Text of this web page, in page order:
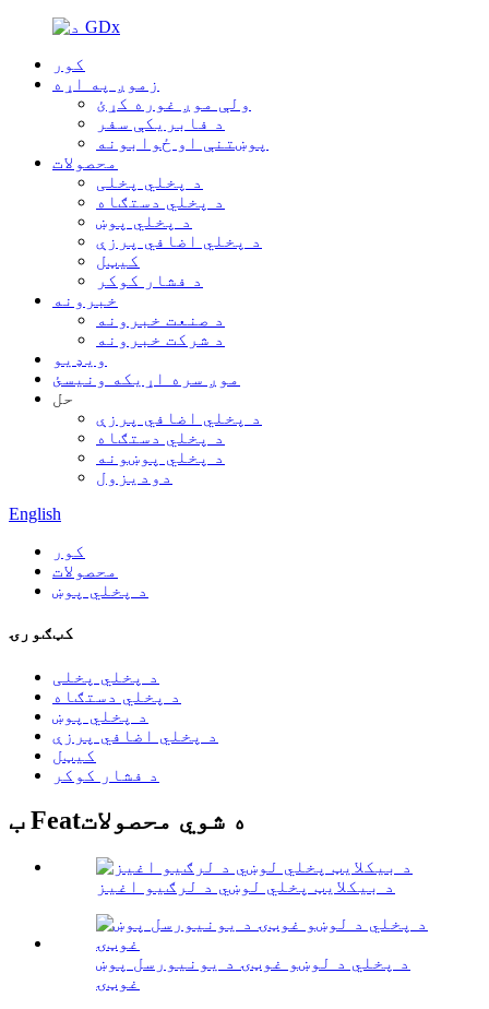
کور
زموږ په اړه
ولې موږ غوره کړئ
د فابریکې سفر
پوښتنې او ځوابونه
محصولات
د پخلي پخلی
د پخلي دستګاه
د پخلي پوښ
د پخلي اضافي پرزې
کیټل
د فشار کوکر
خبرونه
د صنعت خبرونه
د شرکت خبرونه
ویډیو
موږ سره اړیکه ونیسئ
حل
د پخلي اضافي پرزې
د پخلي دستګاه
د پخلي پوښونه
دودیزول
English
کور
محصولات
د پخلي پوښ
کټګورۍ
د پخلي پخلی
د پخلي دستګاه
د پخلي پوښ
د پخلي اضافي پرزې
کیټل
د فشار کوکر
ب Featه شوي محصولات
د بیکلایټ پخلي لوښي د لرګیو اغیز
د پخلي د لوښو غوټۍ د یونیورسل پوښ
غوټۍ